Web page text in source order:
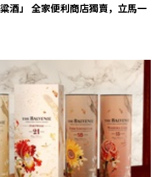
酒」 全家便利商店獨賣，立馬一